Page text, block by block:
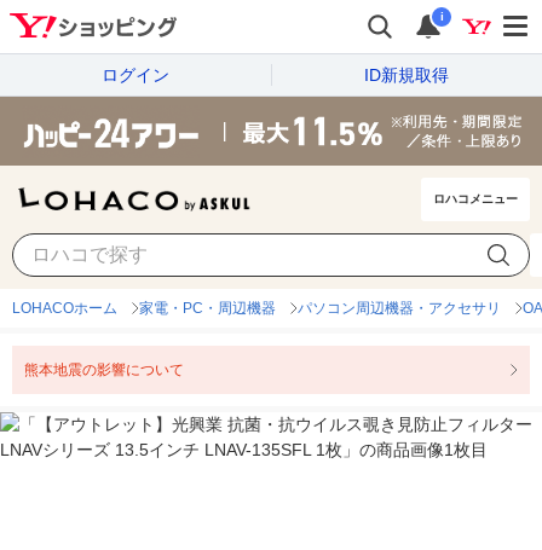
i
ログイン ID新規取得
ロハコメニュー
LOHACOホーム 家電・PC・周辺機器 パソコン周辺機器・アクセサリ
熊本地震の影響について